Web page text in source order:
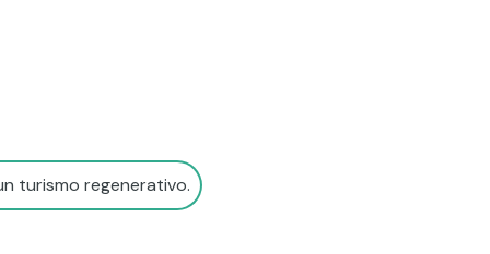
turismo regenerativo.